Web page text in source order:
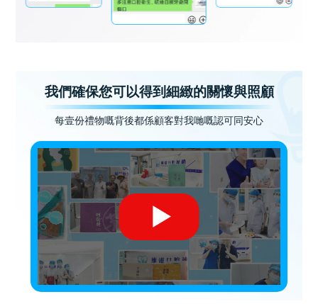
我們確保您可以得到細緻的關懷與照顧
每壹份禮物嘅背後都係顧客對我哋嘅認可同安心